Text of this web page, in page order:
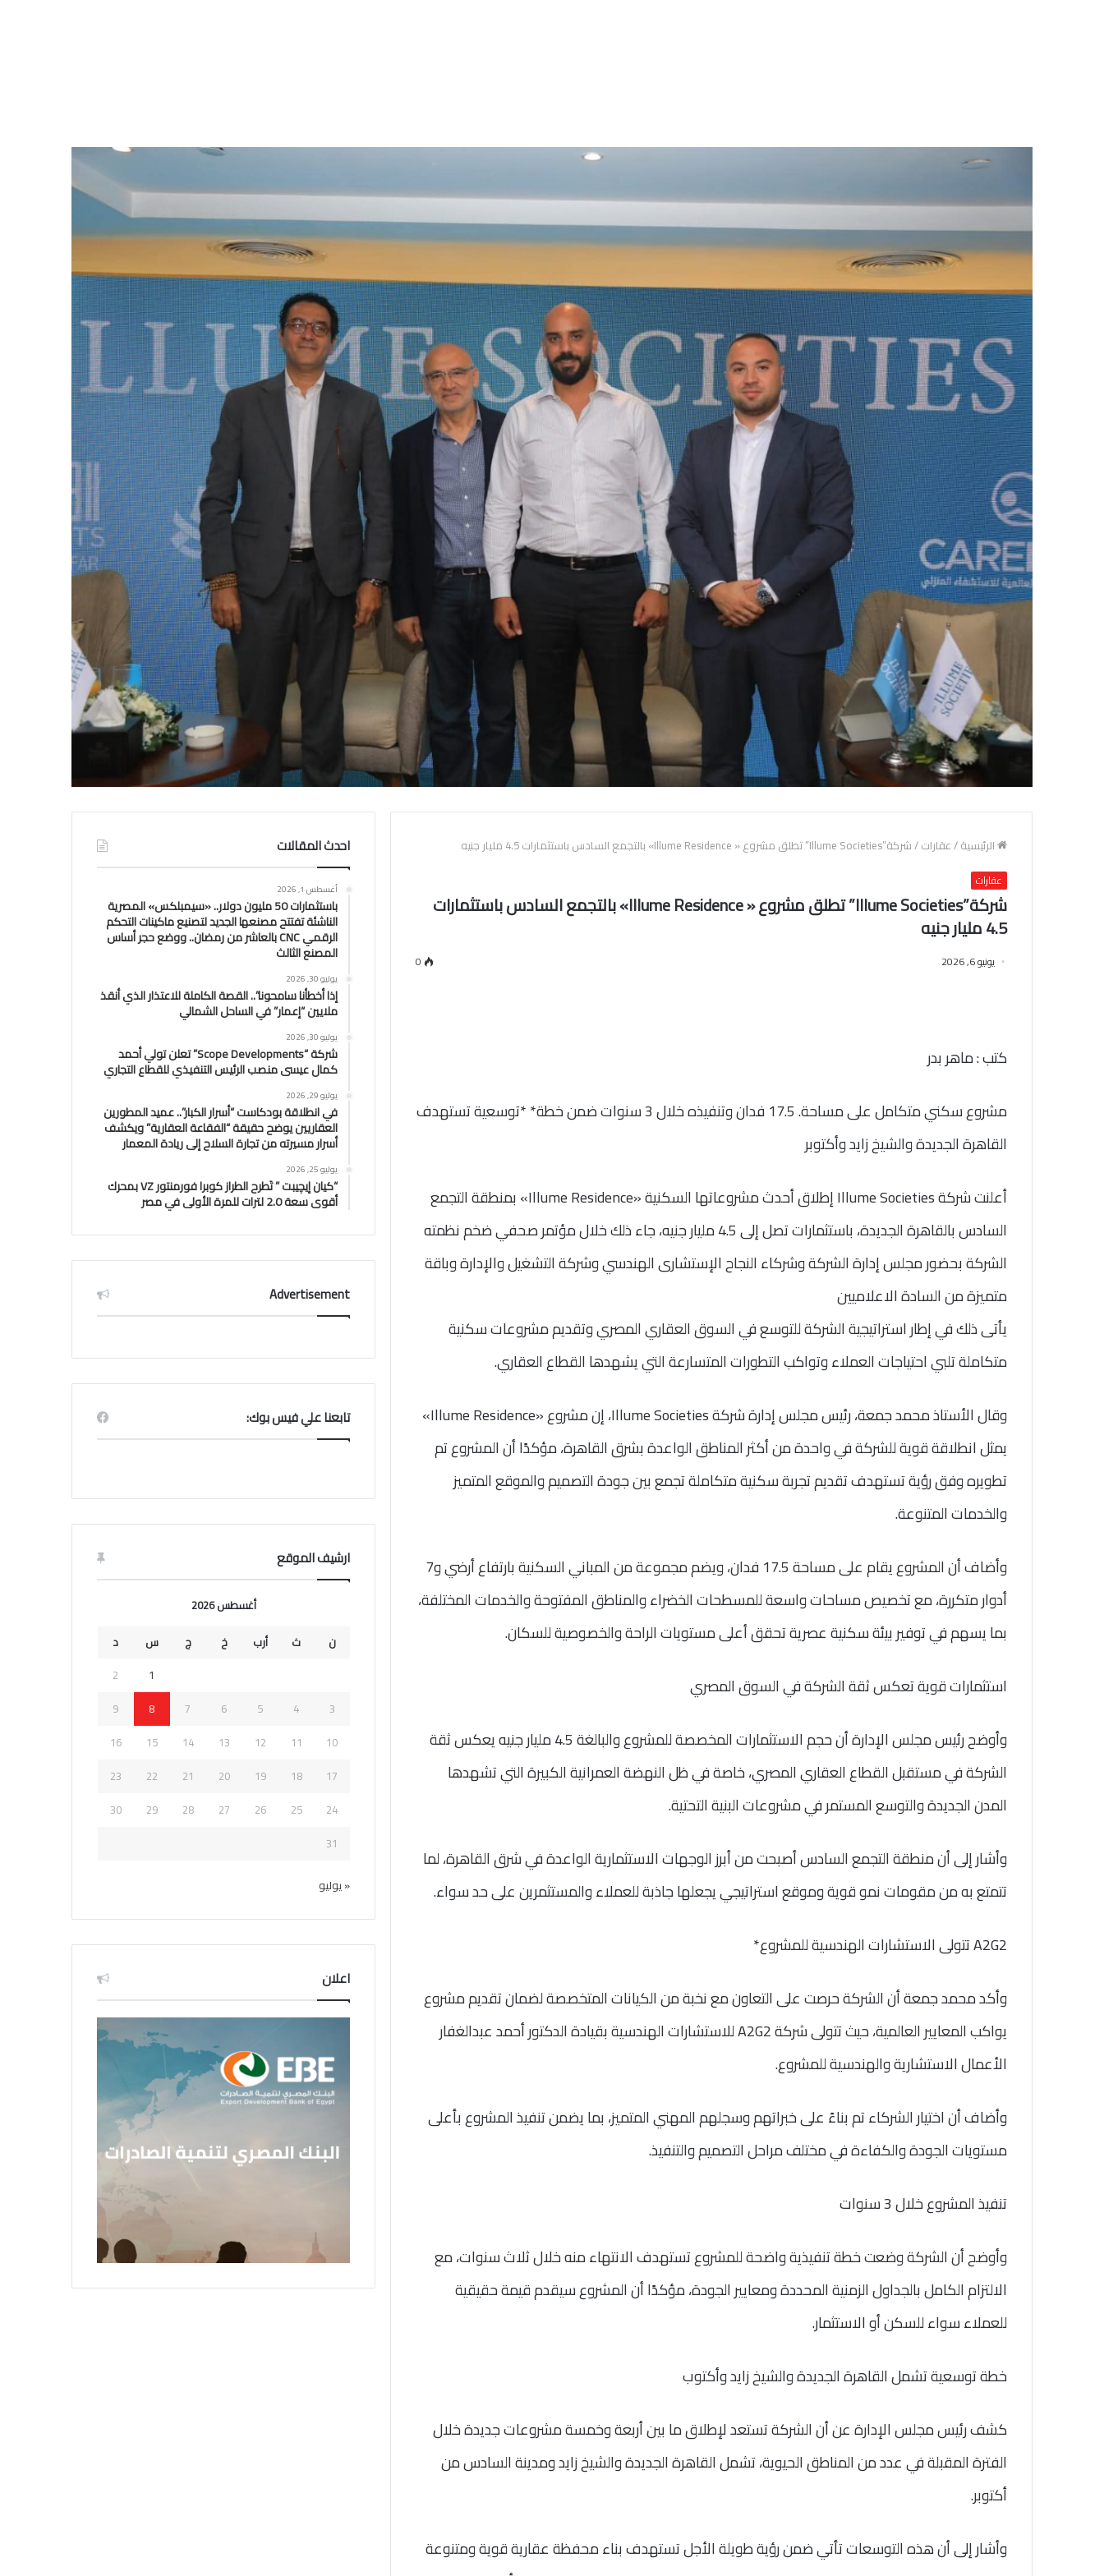
الرئيسية/عقارات/شركة”Illume Societies” تطلق مشروع « Illume Residence» بالتجمع السادس باستثمارات 4.5 مليار جنيه
عقارات
شركة”Illume Societies” تطلق مشروع « Illume Residence» بالتجمع السادس باستثمارات
4.5 مليار جنيه
يونيو 6, 2026 0
كتب : ماهر بدر
مشروع سكني متكامل على مساحة. 17.5 فدان وتنفيذه خلال 3 سنوات ضمن خطة* *توسعية تستهدف
القاهرة الجديدة والشيخ زايد وأكتوبر
أعلنت شركة Illume Societies إطلاق أحدث مشروعاتها السكنية «Illume Residence» بمنطقة التجمع
السادس بالقاهرة الجديدة، باستثمارات تصل إلى 4.5 مليار جنيه، جاء ذلك خلال مؤتمر صحفي ضخم نظمته
الشركة بحضور مجلس إدارة الشركة وشركاء النجاح الإستشارى الهندسي وشركة التشغيل والإدارة وباقة
متميزة من السادة الاعلاميين
يأتى ذلك في إطار استراتيجية الشركة للتوسع في السوق العقاري المصري وتقديم مشروعات سكنية
متكاملة تلبي احتياجات العملاء وتواكب التطورات المتسارعة التي يشهدها القطاع العقاري.
وقال الأستاذ محمد جمعة، رئيس مجلس إدارة شركة Illume Societies، إن مشروع «Illume Residence»
يمثل انطلاقة قوية للشركة في واحدة من أكثر المناطق الواعدة بشرق القاهرة، مؤكدًا أن المشروع تم
تطويره وفق رؤية تستهدف تقديم تجربة سكنية متكاملة تجمع بين جودة التصميم والموقع المتميز
والخدمات المتنوعة.
وأضاف أن المشروع يقام على مساحة 17.5 فدان، ويضم مجموعة من المباني السكنية بارتفاع أرضي و7
أدوار متكررة، مع تخصيص مساحات واسعة للمسطحات الخضراء والمناطق المفتوحة والخدمات المختلفة،
بما يسهم في توفير بيئة سكنية عصرية تحقق أعلى مستويات الراحة والخصوصية للسكان.
استثمارات قوية تعكس ثقة الشركة في السوق المصري
وأوضح رئيس مجلس الإدارة أن حجم الاستثمارات المخصصة للمشروع والبالغة 4.5 مليار جنيه يعكس ثقة
الشركة في مستقبل القطاع العقاري المصري، خاصة في ظل النهضة العمرانية الكبيرة التي تشهدها
المدن الجديدة والتوسع المستمر في مشروعات البنية التحتية.
وأشار إلى أن منطقة التجمع السادس أصبحت من أبرز الوجهات الاستثمارية الواعدة في شرق القاهرة، لما
تتمتع به من مقومات نمو قوية وموقع استراتيجي يجعلها جاذبة للعملاء والمستثمرين على حد سواء.
A2G2 تتولى الاستشارات الهندسية للمشروع*
وأكد محمد جمعة أن الشركة حرصت على التعاون مع نخبة من الكيانات المتخصصة لضمان تقديم مشروع
يواكب المعايير العالمية، حيث تتولى شركة A2G2 للاستشارات الهندسية بقيادة الدكتور أحمد عبدالغفار
الأعمال الاستشارية والهندسية للمشروع.
وأضاف أن اختيار الشركاء تم بناءً على خبراتهم وسجلهم المهني المتميز، بما يضمن تنفيذ المشروع بأعلى
مستويات الجودة والكفاءة في مختلف مراحل التصميم والتنفيذ.
تنفيذ المشروع خلال 3 سنوات
وأوضح أن الشركة وضعت خطة تنفيذية واضحة للمشروع تستهدف الانتهاء منه خلال ثلاث سنوات، مع
الالتزام الكامل بالجداول الزمنية المحددة ومعايير الجودة، مؤكدًا أن المشروع سيقدم قيمة حقيقية
للعملاء سواء للسكن أو الاستثمار.
خطة توسعية تشمل القاهرة الجديدة والشيخ زايد وأكتوب
كشف رئيس مجلس الإدارة عن أن الشركة تستعد لإطلاق ما بين أربعة وخمسة مشروعات جديدة خلال
الفترة المقبلة في عدد من المناطق الحيوية، تشمل القاهرة الجديدة والشيخ زايد ومدينة السادس من
أكتوبر.
وأشار إلى أن هذه التوسعات تأتي ضمن رؤية طويلة الأجل تستهدف بناء محفظة عقارية قوية ومتنوعة
احدث المقالات
أغسطس 1, 2026
باستثمارات 50 مليون دولار.. «سيمبلكس» المصرية
الناشئة تفتتح مصنعها الجديد لتصنيع ماكينات التحكم
الرقمي CNC بالعاشر من رمضان.. ووضع حجر أساس
المصنع الثالث
يوليو 30, 2026
إذا أخطأنا سامحونا”.. القصة الكاملة للاعتذار الذي أنقذ
ملايين “إعمار” في الساحل الشمالي
يوليو 30, 2026
شركة “Scope Developments” تعلن تولي أحمد
كمال عيسى منصب الرئيس التنفيذي للقطاع التجاري
يوليو 29, 2026
في انطلاقة بودكاست “أسرار الكبار”.. عميد المطورين
العقاريين يوضح حقيقة “الفقاعة العقارية” ويكشف
أسرار مسيرته من تجارة السلاح إلى ريادة المعمار
يوليو 25, 2026
“كيان إيچيبت ” تَطرح الطراز كوبرا فورمنتور VZ بمحرك
أقوى سعة 2.0 لترات للمرة الأولى في مصر
Advertisement
تابعنا علي فيس بوك:
ارشيف الموقع
أغسطس 2026
ن
ث أرب خ ج س
د
1
2
3
4
5
6
7
8
9
10
11
12
13
14
15
16
17
18
19
20
21
22
23
24
25
26
27
28
29
30
31
« يوليو
اعلان